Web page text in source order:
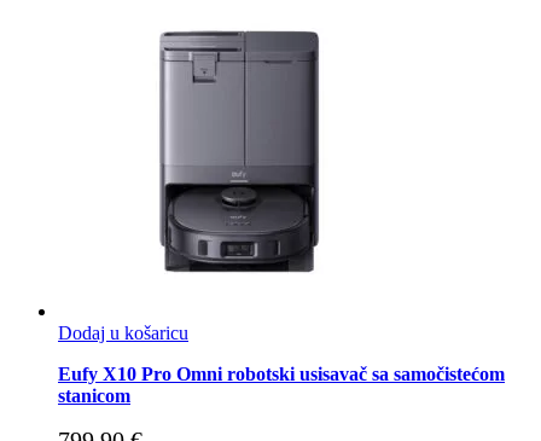
Dodaj u košaricu
Eufy X10 Pro Omni robotski usisavač sa samočistećom
stanicom